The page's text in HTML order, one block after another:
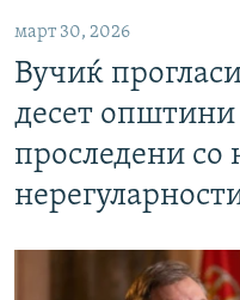
март 30, 2026
Вучиќ
десет општини
проследени со